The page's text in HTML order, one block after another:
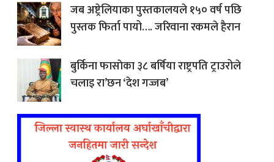
जब अष्ट्रेलियाका पुस्तकालयले १५० वर्ष पछि
पुस्तक फिर्ता पायो…. जरिवाना रकमले हैरान
बुर्किना फासाेका ३८ बर्षिया राष्ट्रपति ट्राउरोले
चलाइ रा’छन ‘देश गज्जब’